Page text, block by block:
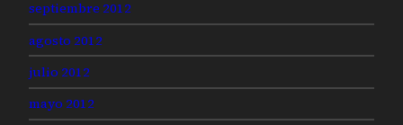
septiembre 2012
agosto 2012
julio 2012
mayo 2012